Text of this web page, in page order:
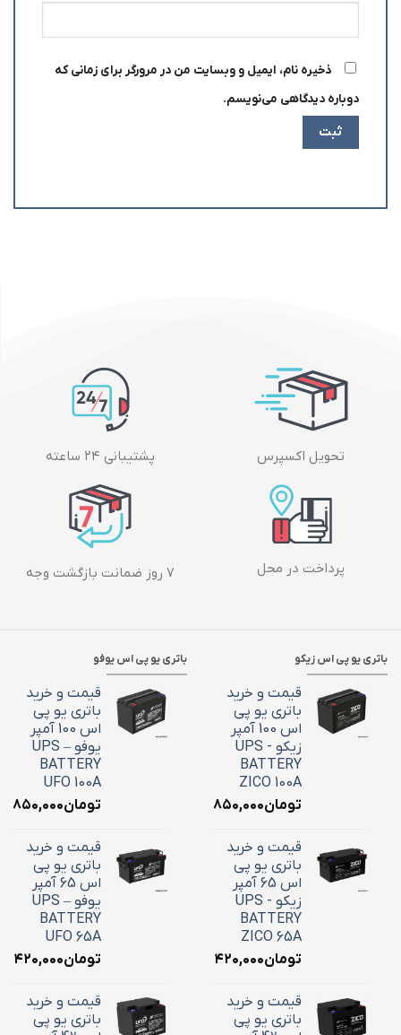
ذخیره نام، ایمیل و وبسایت من در مرورگر برای زمانی که
دوباره دیدگاهی می‌نویسم.
تحویل اکسپرس پشتیبانی ۲۴ ساعته
پرداخت در محل ۷ روز ضمانت بازگشت وجه
باتری یو پی اس زیکو
قیمت و خرید
باتری یو پی
اس 100 آمپر
زیکو - UPS
BATTERY
ZICO 100A
تومان۳۶,۸۵۰,۰۰۰
قیمت و خرید
باتری یو پی
اس 65 آمپر
زیکو - UPS
BATTERY
ZICO 65A
تومان۲۴,۴۲۰,۰۰۰
قیمت و خرید
باتری یو پی
باتری یو پی اس یوفو
قیمت و خرید
باتری یو پی
اس 100 آمپر
یوفو – UPS
BATTERY
UFO 100A
تومان
قیمت و خرید
باتری یو پی
اس 65 آمپر
یوفو – UPS
BATTERY
UFO 65A
تومان
قیمت و خرید
باتری یو پی